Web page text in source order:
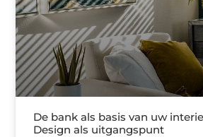
De bank als basis van uw
Design als uitgangspunt